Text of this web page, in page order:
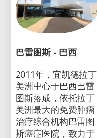
巴雷图斯 - 巴西
2011年，宜凯德拉丁
美洲中心于巴西巴雷
图斯落成，依托拉丁
美洲最大的免费肿瘤
治疗综合机构巴雷图
斯癌症医院，致力于